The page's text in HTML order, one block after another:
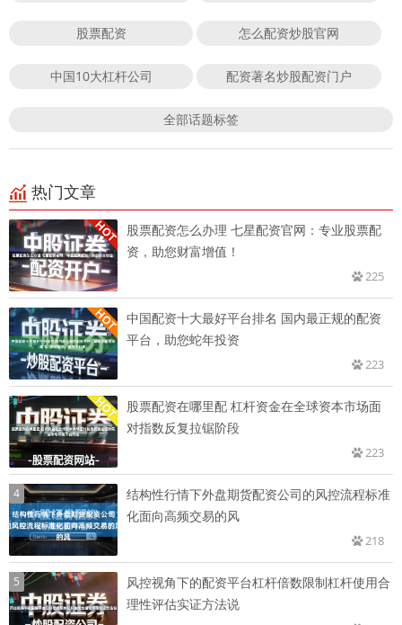
股票配资 怎么配资炒股官网
中国10大杠杆公司 配资著名炒股配资门户
全部话题标签
热门文章
股票配资怎么办理 七星配资官网：专业股票配
资，助您财富增值！
225
中国配资十大最好平台排名 国内最正规的配资
平台，助您蛇年投资
223
股票配资在哪里配 杠杆资金在全球资本市场面
对指数反复拉锯阶段
223
4
结构性行情下外盘期货配资公司的风控流程标准
化面向高频交易的风
218
5
风控视角下的配资平台杠杆倍数限制杠杆使用合
理性评估实证方法说